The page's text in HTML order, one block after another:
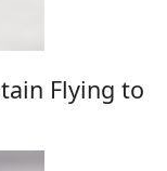
Flying to